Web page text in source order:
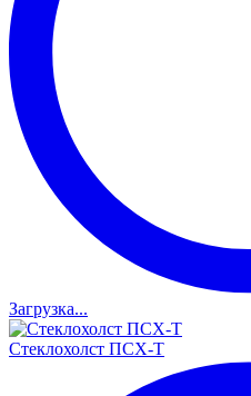
Загрузка...
Стеклохолст ПСХ-Т